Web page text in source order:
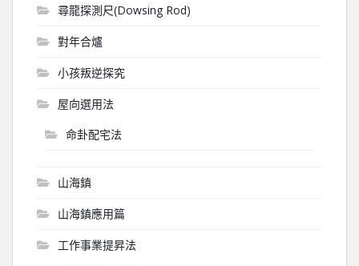
尋龍探測尺(Dowsing Rod)
對年合爐
小孩叛逆探究
屋向選用法
命卦配宅法
山海鎮
山海鎮應用篇
工作事業提昇法